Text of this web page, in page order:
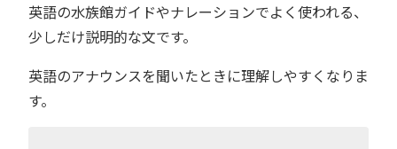
英語の水族館ガイドやナレーションでよく使われる、
少しだけ説明的な文です。
英語のアナウンスを聞いたときに理解しやすくなりま
す。